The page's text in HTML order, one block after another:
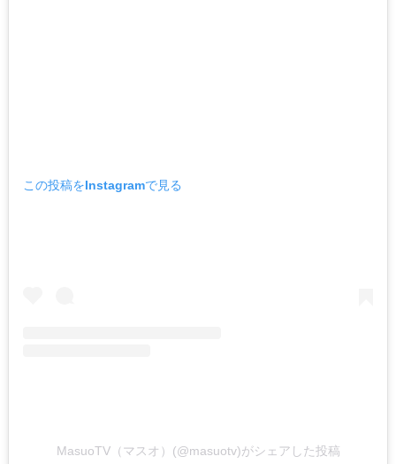
この投稿をInstagramで見る
MasuoTV（マスオ）(@masuotv)がシェアした投稿